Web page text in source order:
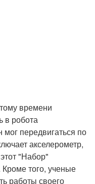
времени
в робота
передвигаться по
акселерометр,
"Набор"
того, ученые
работы своего